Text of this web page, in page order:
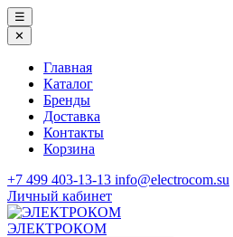
☰
✕
Главная
Каталог
Бренды
Доставка
Контакты
Корзина
+7 499 403-13-13 info@electrocom.su
Личный кабинет
ЭЛЕКТРОКОМ